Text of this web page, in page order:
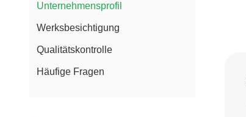
Unternehmensprofil
Werksbesichtigung
Qualitätskontrolle
Häufige Fragen